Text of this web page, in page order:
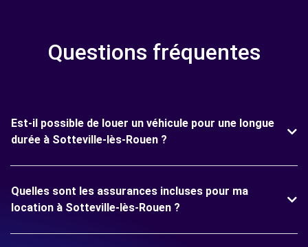
Questions fréquentes
Est-il possible de louer un véhicule pour une longue
durée à Sotteville-lès-Rouen ?
Quelles sont les assurances incluses pour ma
location à Sotteville-lès-Rouen ?